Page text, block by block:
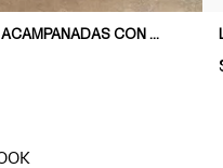
LEGGINGS DE YOGA ACAMPANADAS CON SOFTMOVE™